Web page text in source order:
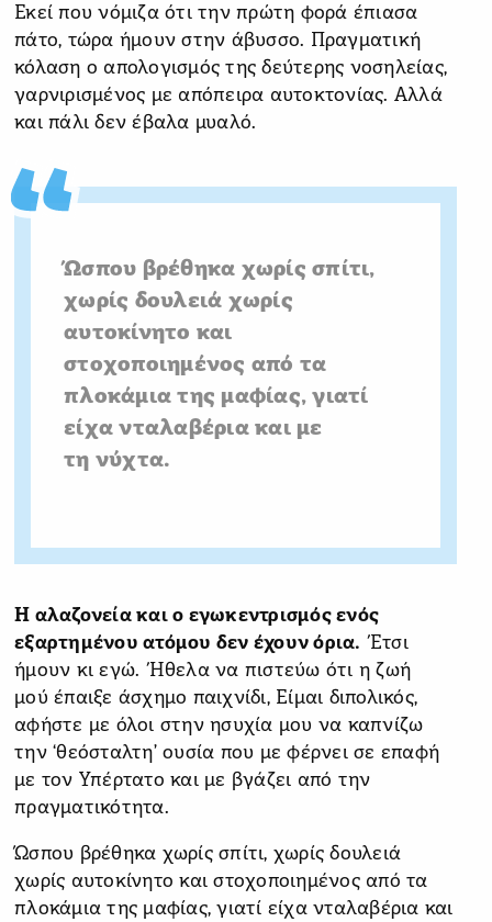
Εκεί που νόμιζα ότι την πρώτη φορά έπιασα
πάτο, τώρα ήμουν στην άβυσσο. Πραγματική
κόλαση ο απολογισμός της δεύτερης νοσηλείας,
γαρνιρισμένος με απόπειρα αυτοκτονίας. Αλλά
και πάλι δεν έβαλα μυαλό.
Ώσπου βρέθηκα χωρίς σπίτι,
χωρίς δουλειά χωρίς
αυτοκίνητο και
στοχοποιημένος από τα
πλοκάμια της μαφίας, γιατί
είχα νταλαβέρια και με
τη νύχτα.
Η αλαζονεία και ο εγωκεντρισμός ενός
εξαρτημένου ατόμου δεν έχουν όρια. Έτσι
ήμουν κι εγώ. Ήθελα να πιστεύω ότι η ζωή
μού έπαιξε άσχημο παιχνίδι, Είμαι διπολικός,
αφήστε με όλοι στην ησυχία μου να καπνίζω
την ‘θεόσταλτη’ ουσία που με φέρνει σε επαφή
με τον Υπέρτατο και με βγάζει από την
πραγματικότητα.
Ώσπου βρέθηκα χωρίς σπίτι, χωρίς δουλειά
χωρίς αυτοκίνητο και στοχοποιημένος από τα
πλοκάμια της μαφίας, γιατί είχα νταλαβέρια και